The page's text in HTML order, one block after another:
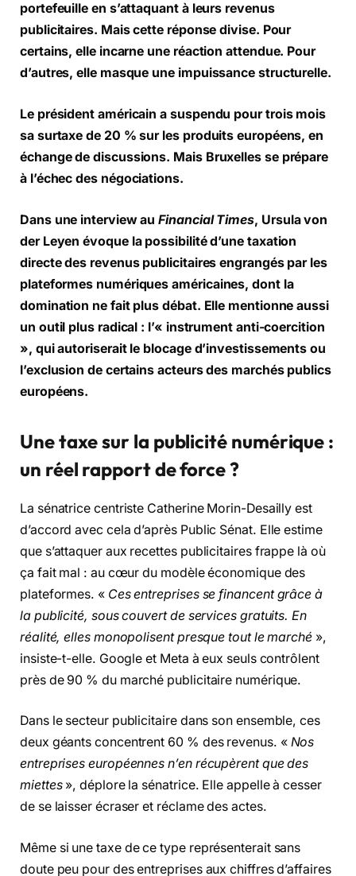
portefeuille en s’attaquant à leurs revenus
publicitaires. Mais cette réponse divise. Pour
certains, elle incarne une réaction attendue. Pour
d’autres, elle masque une impuissance structurelle.
Le président américain a suspendu pour trois mois
sa surtaxe de 20 % sur les produits européens, en
échange de discussions. Mais Bruxelles se prépare
à l’échec des négociations.
Dans une interview auFinancial Times, Ursula von
der Leyen évoque la possibilité d’une taxation
directe des revenus publicitaires engrangés par les
plateformes numériques américaines, dont la
domination ne fait plus débat. Elle mentionne aussi
un outil plus radical : l’« instrument anti-coercition
», qui autoriserait le blocage d’investissements ou
l’exclusion de certains acteurs des marchés publics
européens.
Une taxe sur la publicité numérique :
un réel rapport de force ?
La sénatrice centriste Catherine Morin-Desailly est
d’accord avec cela d’après Public Sénat. Elle estime
que s’attaquer aux recettes publicitaires frappe là où
ça fait mal : au cœur du modèle économique des
plateformes. « Ces entreprises se financent grâce à
la publicité, sous couvert de services gratuits. En
réalité, elles monopolisent presque tout le marché »,
insiste-t-elle. Google et Meta à eux seuls contrôlent
près de 90 % du marché publicitaire numérique.
Dans le secteur publicitaire dans son ensemble, ces
deux géants concentrent 60 % des revenus. « Nos
entreprises européennes n’en récupèrent que des
miettes», déplore la sénatrice. Elle appelle à cesser
de se laisser écraser et réclame des actes.
Même si une taxe de ce type représenterait sans
doute peu pour des entreprises aux chiffres d’affaires